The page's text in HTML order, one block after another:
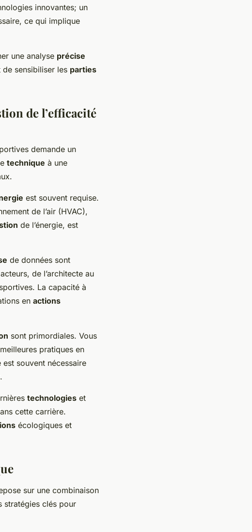
innovantes; un
ce qui implique
une analyse précise
de sensibiliser les parties
de l’efficacité
demande un
technique à une
est souvent requise.
de l’air (HVAC),
de l’énergie, est
de données sont
de l’architecte au
La capacité à
en actions
sont primordiales. Vous
pratiques en
souvent nécessaire
technologies et
cette carrière.
écologiques et
sur une combinaison
stratégies clés pour